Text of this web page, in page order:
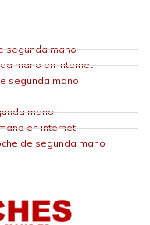
segunda mano
mano en internet
segunda mano
mano
en internet
de segunda mano